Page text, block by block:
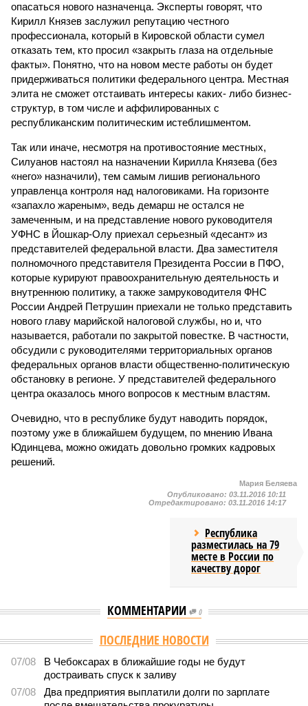
опасаться нового назначенца. Эксперты говорят, что
Кирилл Князев заслужил репутацию честного
профессионала, который в Кировской области сумел
отказать тем, кто просил «закрыть глаза на отдельные
факты». Понятно, что на новом месте работы он будет
придерживаться политики федерального центра. Местная
элита не сможет отстаивать интересы каких- либо бизнес-
структур, в том числе и аффилированных с
республиканским политическим истеблишментом.
Так или иначе, несмотря на противостояние местных,
Силуанов настоял на назначении Кирилла Князева (без
«него» назначили), тем самым лишив регионального
управленца контроля над налоговиками. На горизонте
«запахло жареным», ведь демарш не остался не
замеченным, и на представление нового руководителя
УФНС в Йошкар-Олу приехал серьезный «десант» из
представителей федеральной власти. Два заместителя
полномочного представителя Президента России в ПФО,
которые курируют правоохранительную деятельность и
внутреннюю политику, а также замруководителя ФНС
России Андрей Петрушин приехали не только представить
нового главу марийской налоговой службы, но и, что
называется, работали по закрытой повестке. В частности,
обсудили с руководителями территориальных органов
федеральных органов власти общественно-политическую
обстановку в регионе. У представителей федерального
центра оказалось много вопросов к местным властям.
Очевидно, что в республике будут наводить порядок,
поэтому уже в ближайшем будущем, по мнению Ивана
Юдинцева, можно ожидать довольно громких кадровых
решений.
Мария Беляева
Опубликовано: 03.11.2016 10:11
Отредактировано: 03.11.2016 14:17
Республика
разместилась на 79
месте в России по
качеству дорог
КОММЕНТАРИИ 0
ПОСЛЕДНИЕ НОВОСТИ
07/08
В Чебоксарах в ближайшие годы не будут
достраивать спуск к заливу
07/08
Два предприятия выплатили долги по зарплате